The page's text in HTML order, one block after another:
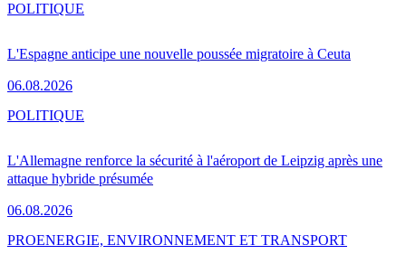
L'Espagne anticipe une nouvelle poussée migratoire à Ceuta
06.08.2026
POLITIQUE
L'Allemagne renforce la sécurité à l'aéroport de Leipzig après une
attaque hybride présumée
06.08.2026
POLITIQUE
PROENERGIE, ENVIRONNEMENT ET TRANSPORT